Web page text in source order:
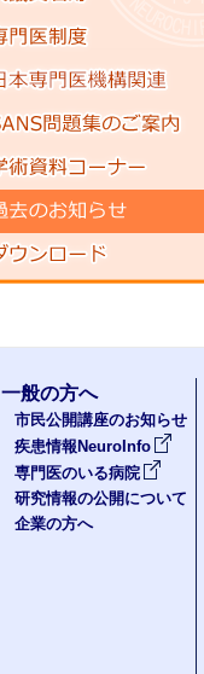
一般の方へ
市民公開講座のお知らせ
疾患情報NeuroInfo
専門医のいる病院
研究情報の公開について
企業の方へ